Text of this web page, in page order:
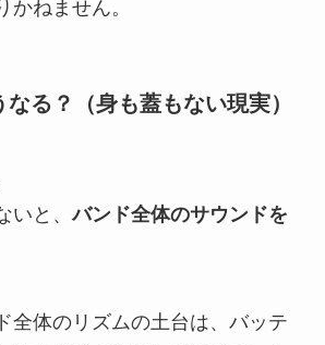
かねません。
る？（身も蓋もない現実）
いと、バンド全体のサウンドを
全体のリズムの土台は、バッテ